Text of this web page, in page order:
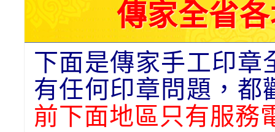
傳家全省
下面是傳家手工印章
有任何印章問題，都
前下面地區只有服務